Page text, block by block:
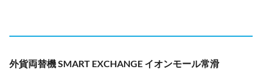
外貨両替機 SMART EXCHANGE イオンモール常滑